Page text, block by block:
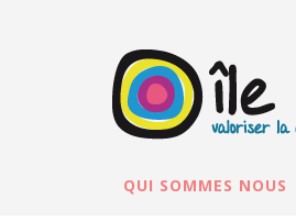
QUI SOMMES NOUS